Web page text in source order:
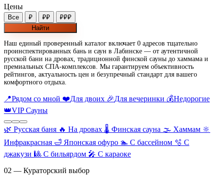
Цены
Все ₽ ₽₽
₽₽₽
Найти
Наш единый проверенный каталог включает 0 адресов тщательно
проинспектированных бань и саун в Лабинске — от аутентичной
русской бани на дровах, традиционной финской сауны до хаммама и
премиальных СПА-комплексов. Мы гарантируем объективность
рейтингов, актуальность цен и безупречный стандарт для вашего
комфортного отдыха.
📍Рядом со мной ❤️Для двоих 🎉Для вечеринки 💰Недорогие
👑VIP Сауны
🌿 Русская баня 🔥 На дровах 🌡️ Финская сауна 🌫️ Хаммам 🔆
Инфракрасная 🛁 Японская офуро 🏊 С бассейном 🫧 С
джакузи 🎱 С бильярдом 🎤 С караоке
02 — Кураторский выбор